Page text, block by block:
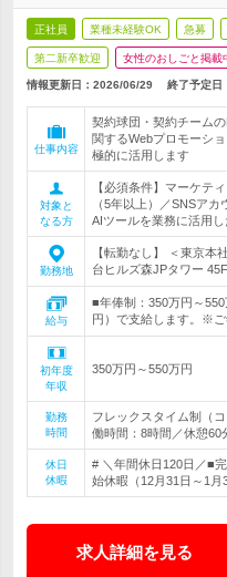
正社員 業種未経験OK 急募
第二新卒歓迎 女性のおしごと掲載
情報更新日：2026/06/29 終了予定日
仕事内容
契約球団・契約チーム
関するWebプロモーシ
極的に活用します
対象と
なる方
【必須条件】マーケテ
（5年以上）／SNSア
AIツールを業務に活用
勤務地
【転勤なし】 ＜東京本
台ヒルズ森JPタワー 45F
給与
■年俸制：350万円～
円）で支給します。※
初年度
年収
350万円～550万円
勤務
時間
フレックスタイム制（
働時間：8時間／休憩60
休日
休暇
# ＼年間休日120日／■
始休暇（12月31日～1月
求人詳細を見る